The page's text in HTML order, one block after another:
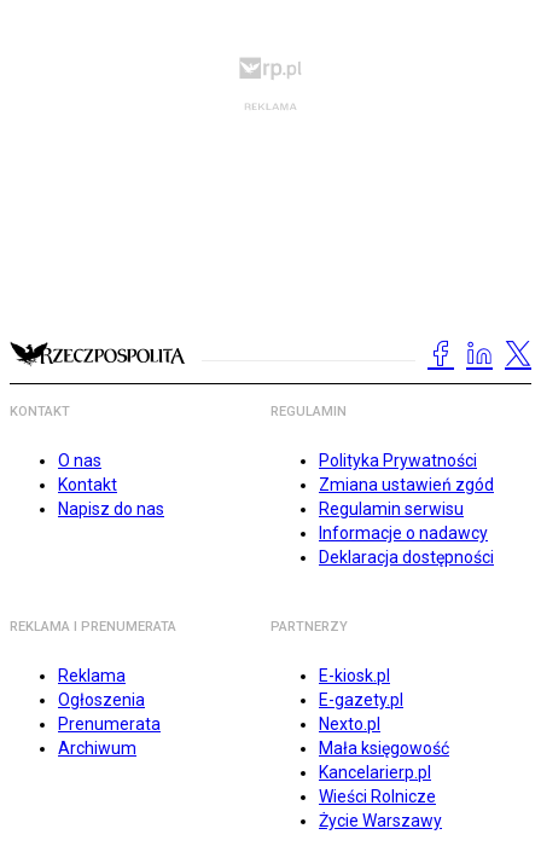
KONTAKT
O nas
Kontakt
Napisz do nas
REGULAMIN
Polityka Prywatności
Zmiana ustawień zgód
Regulamin serwisu
Informacje o nadawcy
Deklaracja dostępności
REKLAMA I PRENUMERATA
Reklama
Ogłoszenia
Prenumerata
Archiwum
PARTNERZY
E-kiosk.pl
E-gazety.pl
Nexto.pl
Mała księgowość
Kancelarierp.pl
Wieści Rolnicze
Życie Warszawy